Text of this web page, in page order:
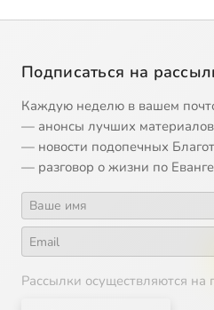
Подписаться на
Каждую неделю в вашем
— анонсы лучших
— новости подопечных
— разговор о жизни по
Рассылки осуществляются на